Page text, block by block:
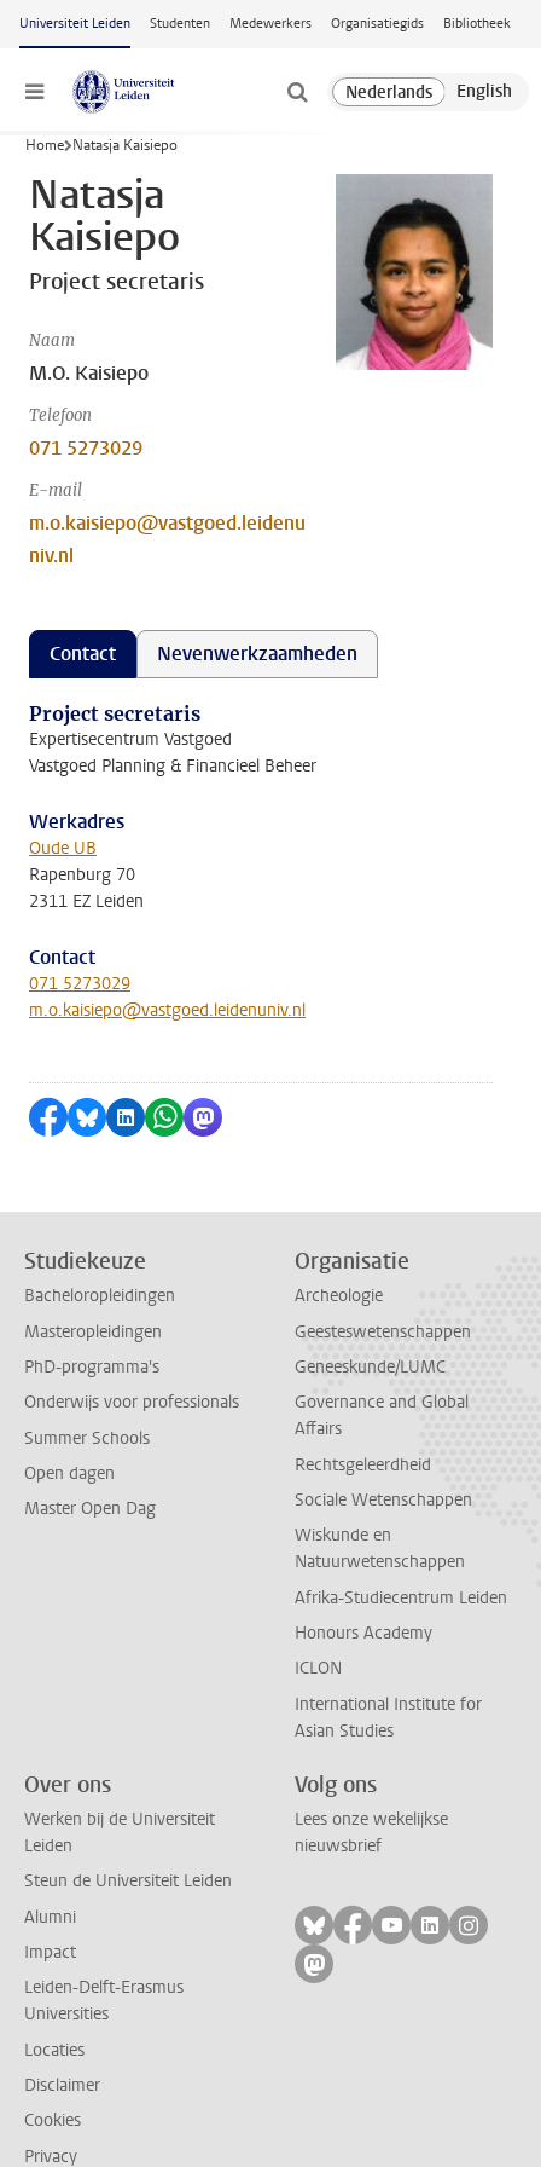
Ga naar hoofdinhoud
Universiteit Leiden Studenten Medewerkers Organisatiegids Bibliotheek
Menu
Home Natasja Kaisiepo
Natasja
Kaisiepo
Project secretaris
Naam
M.O. Kaisiepo
Telefoon
071 5273029
E-mail
m.o.kaisiepo@vastgoed.leidenu
niv.nl
Contact Nevenwerkzaamheden
Project secretaris
Expertisecentrum Vastgoed
Vastgoed Planning & Financieel Beheer
Werkadres
Oude UB
Rapenburg 70
2311 EZ Leiden
Contact
071 5273029
m.o.kaisiepo@vastgoed.leidenuniv.nl
Delen op Facebook
Delen via Bluesky
Delen op LinkedIn
Delen via WhatsApp
Delen via Mastodon
Studiekeuze
Bacheloropleidingen
Masteropleidingen
PhD-programma's
Onderwijs voor professionals
Summer Schools
Open dagen
Master Open Dag
Organisatie
Archeologie
Geesteswetenschappen
Geneeskunde/LUMC
Governance and Global
Affairs
Rechtsgeleerdheid
Sociale Wetenschappen
Wiskunde en
Natuurwetenschappen
Afrika-Studiecentrum Leiden
Honours Academy
ICLON
International Institute for
Asian Studies
Over ons
Werken bij de Universiteit
Leiden
Steun de Universiteit Leiden
Alumni
Impact
Leiden-Delft-Erasmus
Universities
Locaties
Disclaimer
Cookies
Privacy
Volg ons
Lees onze wekelijkse
nieuwsbrief
Volg ons op bluesky
Volg ons op
Volg ons op
Volg ons
Volg
Volg ons op mastodon